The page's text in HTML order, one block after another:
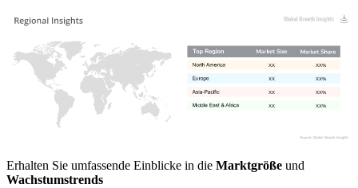
XX%
XX
XX%
XX
XX%
XX
XX%
XX
Erhalten Sie umfassende Einblicke in die Marktgröße und
Wachstumstrends